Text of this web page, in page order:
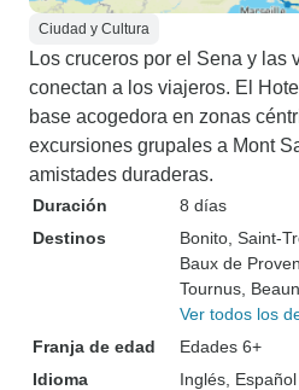
Ciudad y Cultura
Los cruceros por el Sena y las
conectan a los viajeros. El
base acogedora en zonas
excursiones grupales a Mont
amistades duraderas.
Duración
8 días
Destinos
Bonito , Saint-
Baux de
Tournus ,
Ver todos los
Franja de edad
Edades 6+
Idioma
Inglés, Español